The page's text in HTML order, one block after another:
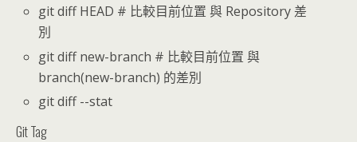
git diff HEAD # 比較目前位置 與 Repository 差
別
git diff new-branch # 比較目前位置 與
branch(new-branch) 的差別
git diff --stat
Git Tag